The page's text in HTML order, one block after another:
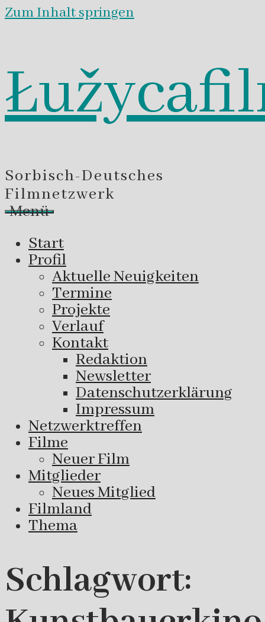
Zum Inhalt springen
Sorbisch-Deutsches
Filmnetzwerk
Menü
Start
Profil
Aktuelle Neuigkeiten
Termine
Projekte
Verlauf
Kontakt
Redaktion
Newsletter
Datenschutzerklärung
Impressum
Netzwerktreffen
Filme
Neuer Film
Mitglieder
Neues Mitglied
Filmland
Thema
Schlagwort: